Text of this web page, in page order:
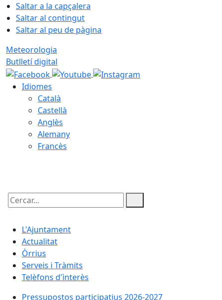
Saltar a la capçalera
Saltar al contingut
Saltar al peu de pàgina
Meteorologia
Butlletí digital
Idiomes
Català
Castellà
Anglès
Alemany
Francès
Cercar:
L'Ajuntament
Actualitat
Òrrius
Serveis i Tràmits
Telèfons d'ìnterès
Pressupostos participatius 2026-2027